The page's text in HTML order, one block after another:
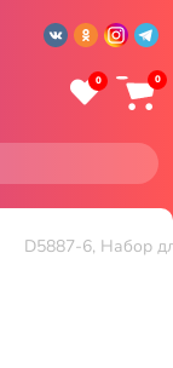
0 0
D5887-6, Набор